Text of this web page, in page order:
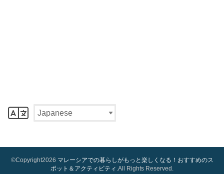
©Copyright2026 マレーシアでの暮らしがもっと楽しくなる！おすすめのス
ポット＆アクティビティ .All Rights Reserved.